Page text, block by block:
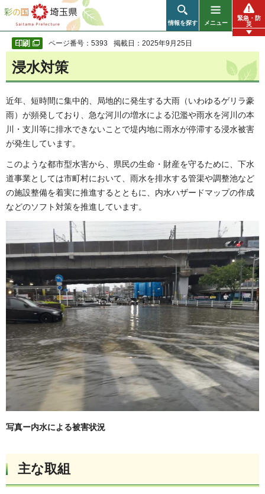
彩の国 埼玉県
情報を探す メニュー
緊急・防
災
ページ番号：5393 掲載日：2025年9月25日
浸水対策
近年、短時間に集中的、局地的に発生する大雨（いわゆるゲリラ豪
雨）が頻発しており、急な河川の増水による氾濫や雨水を河川の本
川・支川等に排水できないことで堤内地に雨水が停滞する浸水被害
が発生しています。
このような都市型水害から、県民の生命・財産を守るために、下水
道事業としては市町村において、雨水を排水する管渠や調整池など
の施設整備を着実に推進するとともに、内水ハザードマップの作成
などのソフト対策を推進しています。
写真ー内水による被害状況
主な取組